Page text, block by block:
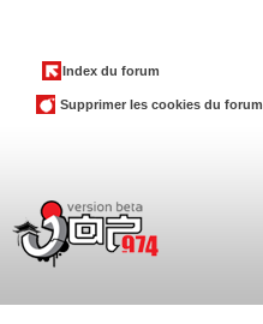
Index du forum
Supprimer les cookies du forum